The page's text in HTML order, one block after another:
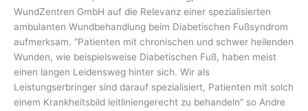
WundZentren GmbH auf die Relevanz einer spezialisierten
ambulanten Wundbehandlung beim Diabetischen Fußsyndrom
aufmerksam. “Patienten mit chronischen und schwer heilenden
Wunden, wie beispielsweise Diabetischen Fuß, haben meist
einen langen Leidensweg hinter sich. Wir als
Leistungserbringer sind darauf spezialisiert, Patienten mit solch
einem Krankheitsbild leitliniengerecht zu behandeln” so Andre